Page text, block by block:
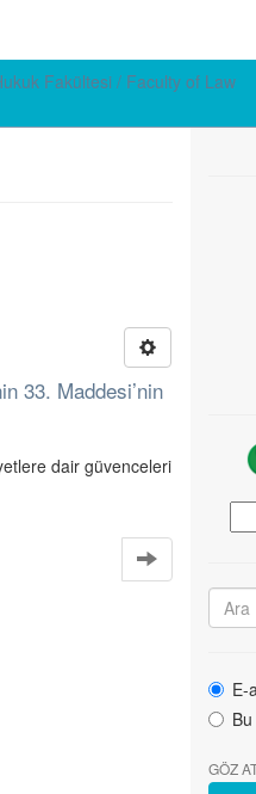
Fakültesi / Faculty of Law
33. Maddesi’nin
dair güvenceleri
E-
GÖZ